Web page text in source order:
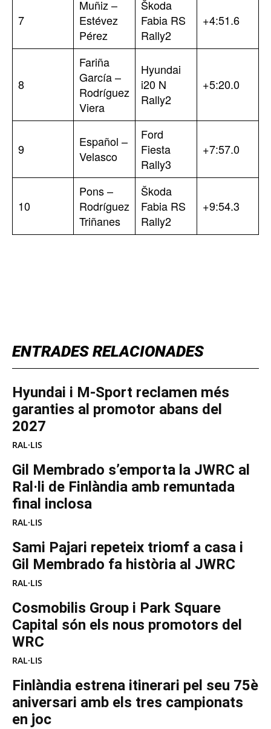
ENTRADES RELACIONADES
Hyundai i M-Sport reclamen més
garanties al promotor abans del
2027
RAL·LIS
Gil Membrado s’emporta la JWRC al
Ral·li de Finlàndia amb remuntada
final inclosa
RAL·LIS
Sami Pajari repeteix triomf a casa i
Gil Membrado fa història al JWRC
RAL·LIS
Cosmobilis Group i Park Square
Capital són els nous promotors del
WRC
RAL·LIS
Finlàndia estrena itinerari pel seu 75è
aniversari amb els tres campionats
en joc
7
Muñiz –
Estévez
Pérez
Škoda
Fabia RS
Rally2
+4:51.6
8
Fariña
García –
Rodríguez
Viera
Hyundai
i20 N
Rally2
+5:20.0
9
Español –
Velasco
Ford
Fiesta
Rally3
+7:57.0
10
Pons –
Rodríguez
Triñanes
Škoda
Fabia RS
Rally2
+9:54.3